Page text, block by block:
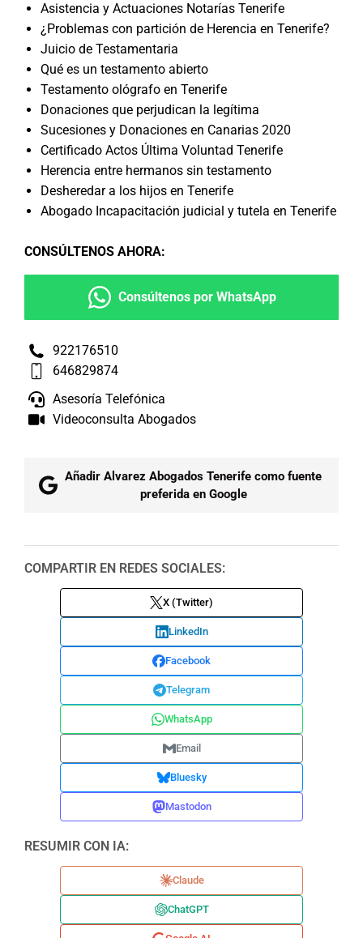
Asistencia y Actuaciones Notarías Tenerife
¿Problemas con partición de Herencia en Tenerife?
Juicio de Testamentaria
Qué es un testamento abierto
Testamento ológrafo en Tenerife
Donaciones que perjudican la legítima
Sucesiones y Donaciones en Canarias 2020
Certificado Actos Última Voluntad Tenerife
Herencia entre hermanos sin testamento
Desheredar a los hijos en Tenerife
Abogado Incapacitación judicial y tutela en Tenerife
CONSÚLTENOS AHORA:
Consúltenos por WhatsApp
922176510
646829874
Asesoría Telefónica
Videoconsulta Abogados
Añadir Alvarez Abogados Tenerife como fuente
preferida en Google
COMPARTIR EN REDES SOCIALES:
X (Twitter)
LinkedIn
Facebook
Telegram
WhatsApp
Email
Bluesky
Mastodon
RESUMIR CON IA:
Claude
ChatGPT